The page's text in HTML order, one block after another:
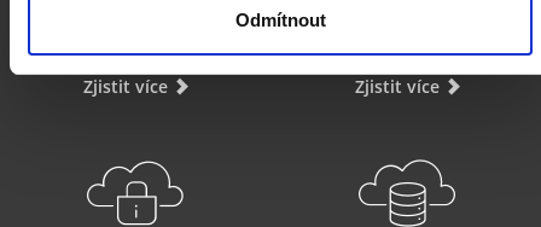
Odmítnout
Cloud PRO
Zjistit více
Cloud VPS
Zjistit více